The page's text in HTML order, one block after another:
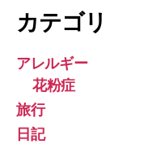
象:
カテゴリ
アレルギー
花粉症
旅行
日記